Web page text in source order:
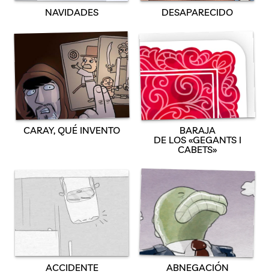
NAVIDADES DESAPARECIDO
CARAY, QUÉ INVENTO
BARAJA
DE LOS «GEGANTS I
CABETS»
ACCIDENTE ABNEGACIÓN